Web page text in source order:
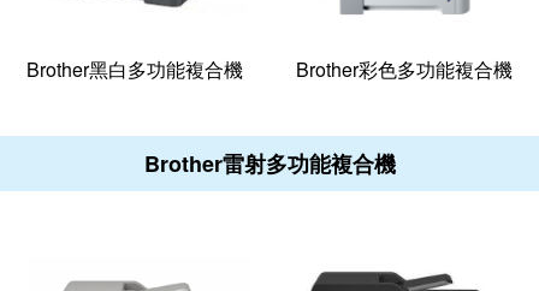
Brother黑白多功能複合機 Brother彩色多功能複合機
Brother雷射多功能複合機